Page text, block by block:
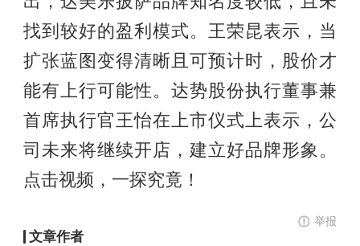
找到较好的盈利模式。王荣昆表示，当
扩张蓝图变得清晰且可预计时，股价才
能有上行可能性。达势股份执行董事兼
首席执行官王怡在上市仪式上表示，公
司未来将继续开店，建立好品牌形象。
点击视频，一探究竟！
举报
文章作者